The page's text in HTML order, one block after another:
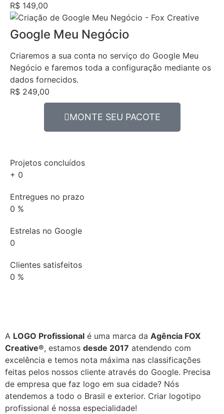
R$ 149,00
Google Meu Negócio
Criaremos a sua conta no serviço do Google Meu
Negócio e faremos toda a configuração mediante os
dados fornecidos.
R$ 249,00
MONTE SEU PACOTE
Projetos concluídos
+ 0
Entregues no prazo
0 %
Estrelas no Google
0
Clientes satisfeitos
0 %
A LOGO Profissional é uma marca da Agência FOX
Creative®, estamos desde 2017 atendendo com
excelência e temos nota máxima nas classificações
feitas pelos nossos cliente através do Google. Precisa
de empresa que faz logo em sua cidade? Nós
atendemos a todo o Brasil e exterior. Criar logotipo
profissional é nossa especialidade!